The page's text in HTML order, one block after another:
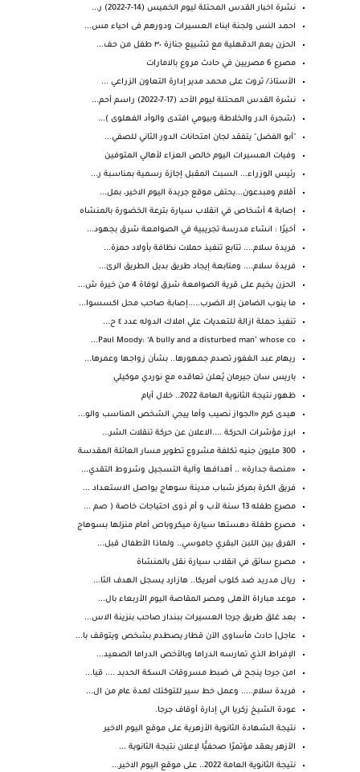
نشرة اخبار القدس المحتلة ليوم الخميس (14-7-2022) ر...
احمد النس ولجنة ابناء العسيرات ودورهم فى احياء مس...
الحزن يعم ⁧‫الدقهلية‬⁩ مع تشييع جنازة ٣٠ طفل من حف...
مصرع 6 مصريين في حادث مروع بالامارات
الأستاذ/ ثروت على محمد مدير إدارة التعاون الزراعي ...
نشرة القدس المحتلة ليوم الأحد (17-7-2022) راسم أحم...
(شجرة الدر والخلاطة وبيومي افتدى والوأد الفهلوى )...
"أبو الفضل" يتفقد لجان امتحانات الدور الثاني للصفي...
وفيات العسيرات اليوم خالص العزاء لأهالي المتوفين
رئيس الوزراء... السبت المقبل إجازة رسمية بمناسبة ر...
أقلام ومبدعون...يحتفى موقع جريدة اليوم الاخير، بمل...
إصابة 4 أشخاص في انقلاب سيارة بترعة الخضورة بالمنشاه
أخيرًا : انشاء مدرسة تجريبية في الصوامعة شرق بجهود...
فريدة سلام.... تتابع تنفيذ حملات نظافة بأولاد حمزة...
فريدة سلام.... ومتابعة إيجاد طريق بديل الطريق الرئ...
الحزن يخيم على قرية الصوامعة شرق لوفاة 4 من خيرة ش...
ما ينوب الضامن إلا الضرب.....إصابة صاحب محل اكسسوا...
تنفيذ حملة ازالة للتعديات علي املاك الدوله عدد ٤ ح...
Paul Moody: ‘A bully and a disturbed man’ whose co...
ريهام عبد الغفور تصدم جمهورها.. بشأن زواجها وعمرها...
باريس سان جيرمان يُعلن تعاقده مع نوردي موكيلي
ظهور نتيجة الثانوية العامة 2022.. خلال أيام
هيدى كرم «الجواز نصيب وأما ييجي الشخص المناسب والو...
ابرز مؤشرات الحركة ....الاعلان عن حركة تنقلات الشر...
300 مليون جنيه تكلفة مشروع تطوير مسار العائلة المقدسة
«منصة جدارة» .. أهدافها وآلية التسجيل وشروط التقدي...
فريق الكرة بمركز شباب مدينة سوهاج يواصل الاستعداد ...
مصرع طفله 13 سنة لأب و أم ذوى احتياجات خاصة ( صم ...
مصرع طفلة دهستها سيارة ميكروباص أمام منزلها بسوهاج
الفرق بين اللبن البقري جاموسي.. ولماذا الأطفال قبل...
مصرع سائق في انقلاب سيارة نقل بالمنشاة
ريال مدريد ضد كلوب أمريكا.. هازارد يسجل الهدف الثا...
موعد مباراة الأهلى ومصر المقاصة اليوم الأربعاء بال...
بعد غلق طريق جرجا العسيرات ببندار صاحب بنزينة الاس...
عاجل| حادث مأساوى الآن قطار يصطدم بشخص ويتوقف با...
الإفراط الذي تمارسه الدراما وبالأخص الدراما الصعيد...
امن جرجا ينجح فى ضبط مسروقات السكة الحديد .... قيا...
فريدة سلام..... وعمل خط سير للتوكتك لمدة عام من ال...
عودة الشيخ زكريا الي إدارة أوقاف جرجا.
نتيجة الشهادة الثانوية الأزهرية على موقع اليوم الاخير
الأزهر يعقد مؤتمرًا صحفيًّا لإعلان نتيجة الثانوية ...
نتيجة الثانوية العامة 2022.. على موقع اليوم الاخير...